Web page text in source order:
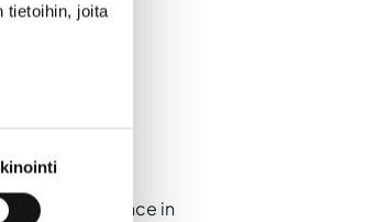
tietoihin, joita
Oy
about difference in